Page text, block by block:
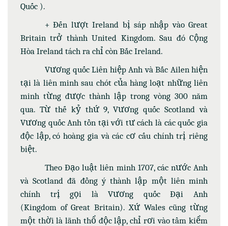
Quốc ).
+ Đến lượt Ireland bị sáp nhập vào Great
Britain trở thành United Kingdom. Sau đó Cộng
Hòa Ireland tách ra chỉ còn Bắc Ireland.
Vương quốc Liên hiệp Anh và Bắc Ailen hiện
tại là liên minh sau chót của hàng loạt những liên
minh từng được thành lập trong vòng 300 năm
qua. Từ thế kỷ thứ 9, Vương quốc Scotland và
Vương quốc Anh tồn tại với tư cách là các quốc gia
độc lập, có hoàng gia và các cơ cấu chính trị riêng
biệt.
Theo Đạo luật liên minh 1707, các nước Anh
và Scotland đã đồng ý thành lập một liên minh
chính trị gọi là Vương quốc Đại Anh
(Kingdom of Great Britain). Xứ Wales cũng từng
một thời là lãnh thổ độc lập, chỉ rơi vào tầm kiểm